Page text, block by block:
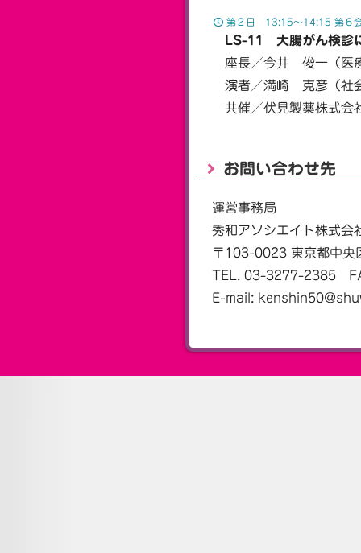
第２日 13:15〜14:15 第６
LS-11 大腸がん検診
座長／今井 俊一（医
演者／満崎 克彦（社
共催／伏見製薬株式会
お問い合わせ先
運営事務局
秀和アソシエイト株式会
〒103-0023 東京都中央
TEL. 03-3277-2385
E-mail: